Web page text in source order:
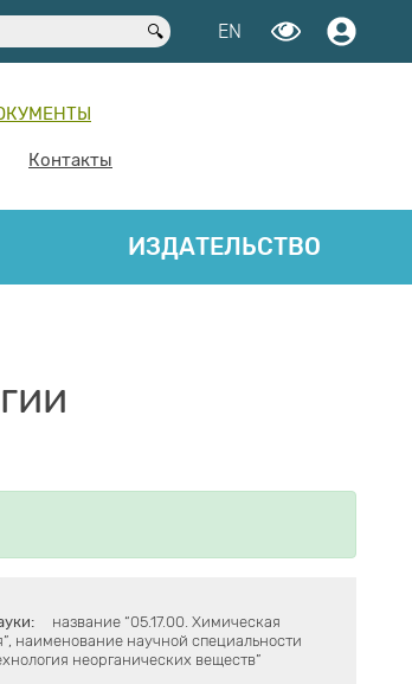
EN
Контакты
ИЗДАТЕЛЬСТВО
название “05.17.00. Химическая
наименование научной специальности
неорганических веществ”